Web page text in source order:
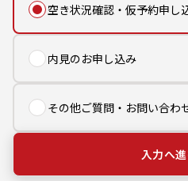
空き状況確認・仮予約申し
内見のお申し込み
その他ご質問・お問い合わ
入力へ